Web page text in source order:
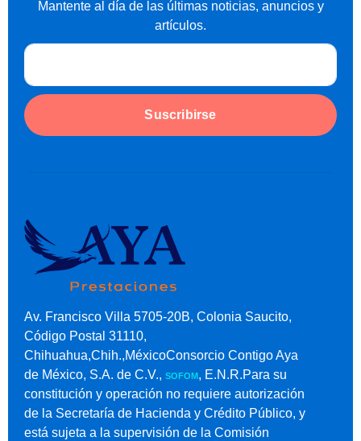
Mantente al día de las últimas noticias, anuncios y
artículos.
Suscribirse
Av. Francisco Villa 5705-20B, Colonia Saucito,
Código Postal 31110,
Chihuahua,Chih.,MéxicoConsorcio Contigo Aya
de México, S.A. de C.V., SOFOM, E.N.R.Para su
constitución y operación no requiere autorización
de la Secretaría de Hacienda y Crédito Público, y
está sujeta a la supervisión de la Comisión